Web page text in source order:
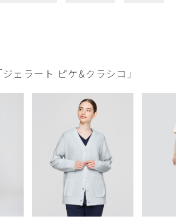
ェラート ピケ&クラシコ」